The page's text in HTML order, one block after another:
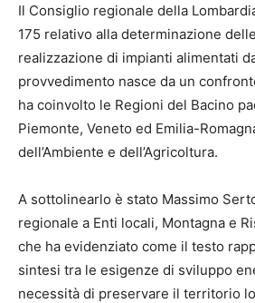
Il Consiglio regionale della
175 relativo alla determinazione
realizzazione di impianti alimentati
provvedimento nasce da un
ha coinvolto le Regioni del Bacino
Piemonte, Veneto ed Emilia-
dell’Ambiente e dell’Agricoltura.
A sottolinearlo è stato Massimo
regionale a Enti locali, Montagna e
che ha evidenziato come il testo
sintesi tra le esigenze di sviluppo
necessità di preservare il territorio